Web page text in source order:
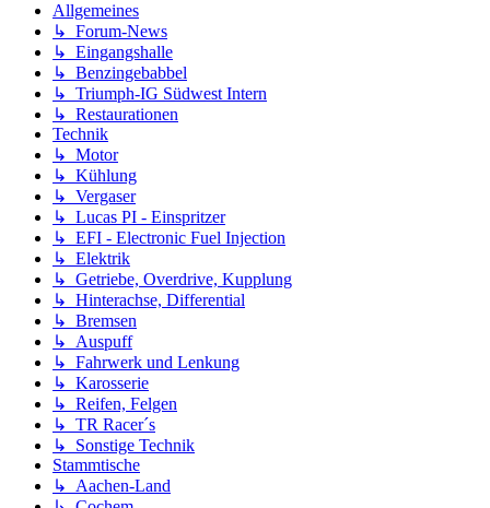
Allgemeines
↳ Forum-News
↳ Eingangshalle
↳ Benzingebabbel
↳ Triumph-IG Südwest Intern
↳ Restaurationen
Technik
↳ Motor
↳ Kühlung
↳ Vergaser
↳ Lucas PI - Einspritzer
↳ EFI - Electronic Fuel Injection
↳ Elektrik
↳ Getriebe, Overdrive, Kupplung
↳ Hinterachse, Differential
↳ Bremsen
↳ Auspuff
↳ Fahrwerk und Lenkung
↳ Karosserie
↳ Reifen, Felgen
↳ TR Racer´s
↳ Sonstige Technik
Stammtische
↳ Aachen-Land